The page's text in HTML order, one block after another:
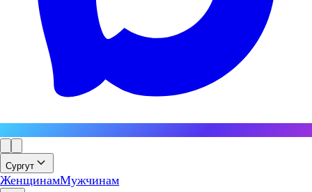
Сургут
ЖенщинамМужчинам